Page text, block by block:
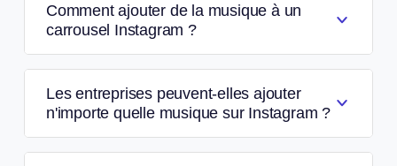
Comment ajouter de la musique à un
carrousel Instagram ?
Les entreprises peuvent-elles ajouter
n'importe quelle musique sur Instagram ?